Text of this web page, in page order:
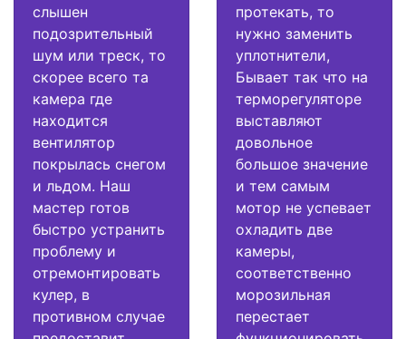
слышен
подозрительный
шум или треск, то
скорее всего та
камера где
находится
вентилятор
покрылась снегом
и льдом. Наш
мастер готов
быстро устранить
проблему и
отремонтировать
кулер, в
противном случае
протекать, то
нужно заменить
уплотнители,
Бывает так что на
терморегуляторе
выставляют
довольное
большое значение
и тем самым
мотор не успевает
охладить две
камеры,
соответственно
морозильная
перестает